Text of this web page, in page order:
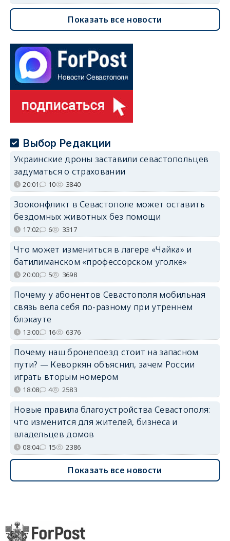
Показать все новости
Выбор Редакции
Украинские дроны заставили севастопольцев
задуматься о страховании
20:01 10 3840
Зооконфликт в Севастополе может оставить
бездомных животных без помощи
17:02 6 3317
Что может измениться в лагере «Чайка» и
батилиманском «профессорском уголке»
20:00 5 3698
Почему у абонентов Севастополя мобильная
связь вела себя по-разному при утреннем
блэкауте
13:00 16 6376
Почему наш бронепоезд стоит на запасном
пути? — Кеворкян объяснил, зачем России
играть вторым номером
18:08 4 2583
Новые правила благоустройства Севастополя:
что изменится для жителей, бизнеса и
владельцев домов
08:04 15 2386
Показать все новости